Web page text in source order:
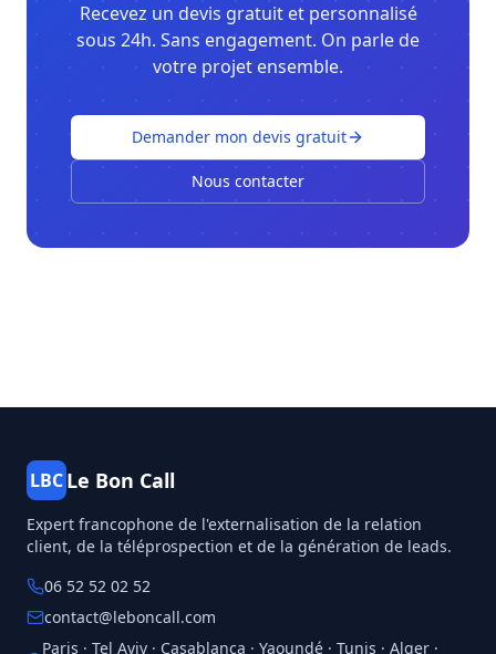
Recevez un devis gratuit et personnalisé
sous 24h. Sans engagement. On parle de
votre projet ensemble.
Demander mon devis gratuit
Nous contacter
LBCLe Bon Call
Expert francophone de l'externalisation de la relation
client, de la téléprospection et de la génération de leads.
06 52 52 02 52
contact@leboncall.com
Paris · Tel Aviv · Casablanca · Yaoundé · Tunis · Alger ·